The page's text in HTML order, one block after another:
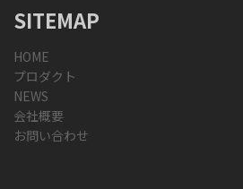
SITEMAP
HOME
プロダクト
NEWS
会社概要
お問い合わせ